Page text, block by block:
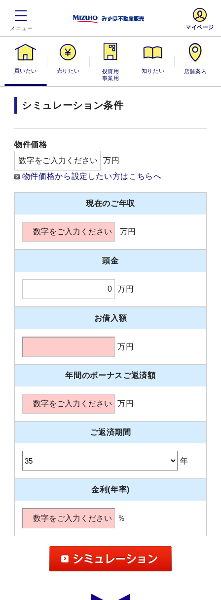
買いたい 売りたい
投資用・事業
用
知りたい 店舗案内
マイページ
シミュレーション条件
物件価格
万円
物件価格から設定したい方はこちらへ
現在のご年収
万円
頭金
万円
お借入額
万円
年間のボーナスご返済額
万円
ご返済期間
年
金利(年率)
％